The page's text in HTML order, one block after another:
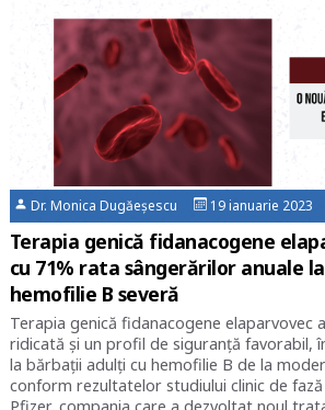
Dr. Monica Dugăeșescu 19 ianuarie
Terapia genică fidanacogene
cu 71% rata sângerărilor anuale
hemofilie B severă
Terapia genică fidanacogene elaparvovec
ridicată şi un profil de siguranţă favorabil,
la bărbaţii adulţi cu hemofilie B de la
conform rezultatelor studiului clinic de